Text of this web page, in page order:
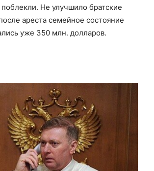
Не улучшило братские
ареста семейное состояние
уже 350 млн. долларов.